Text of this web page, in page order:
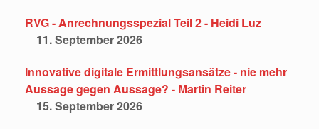
RVG - Anrechnungsspezial Teil 2 - Heidi Luz
11. September 2026
Innovative digitale Ermittlungsansätze - nie mehr
Aussage gegen Aussage? - Martin Reiter
15. September 2026